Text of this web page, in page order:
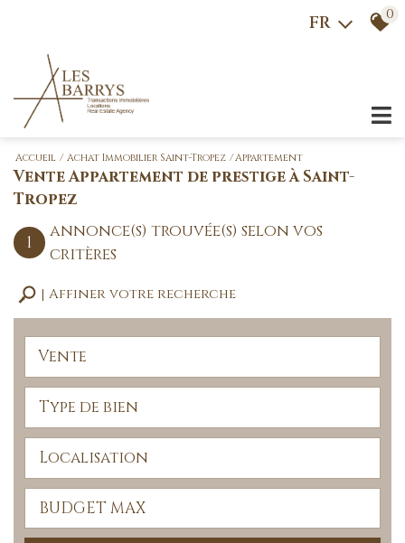
FR 0
Accueil Achat Immobilier Saint-Tropez Appartement
Vente Appartement de prestige à Saint-
Tropez
1
annonce(s) trouvée(s) selon vos
critères
Affiner votre recherche
Vente